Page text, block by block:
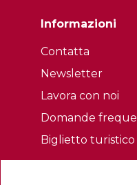
Informazioni
Contatta
Newsletter
Lavora con noi
Domande
Biglietto turistico